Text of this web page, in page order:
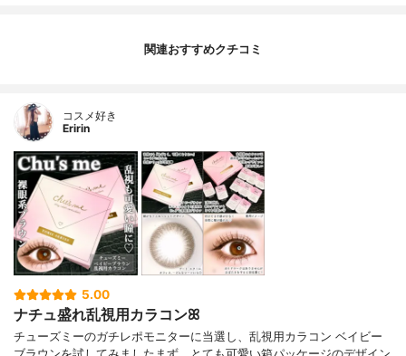
関連おすすめクチコミ
コスメ好き
Eririn
5.00
ナチュ盛れ乱視用カラコンꕤ
チューズミーのガチレポモニターに当選し、乱視用カラコン ベイビー